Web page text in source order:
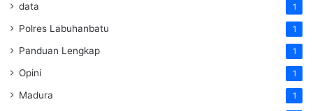
data 1
Polres Labuhanbatu 1
Panduan Lengkap 1
Opini 1
Madura 1